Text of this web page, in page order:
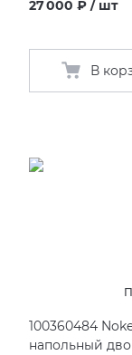
27 000 ₽ / шт
В
100360484
напольный